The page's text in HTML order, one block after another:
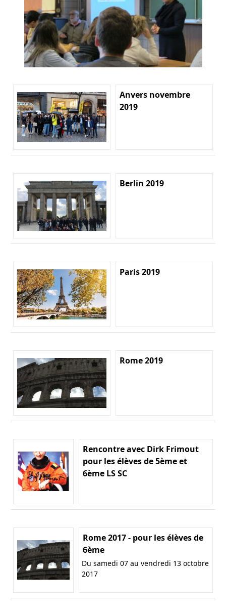
Anvers novembre
2019
Berlin 2019
Paris 2019
Rome 2019
Rencontre avec Dirk Frimout
pour les élèves de 5ème et
6ème LS SC
Rome 2017 - pour les élèves de
6ème
Du samedi 07 au vendredi 13 octobre
2017